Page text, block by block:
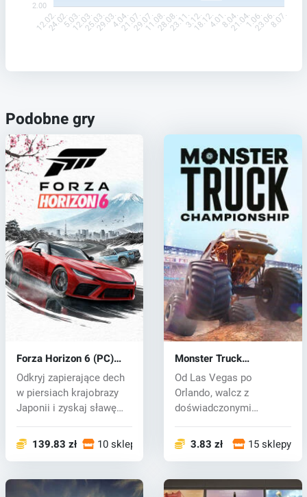
2.00
12.02.24.02.5.03.12.03.25.03.29.03.4.04.21.07.29.07.11.08.28.08.23.11.3.12.18.12.4.01.8.04.21.04.1.06.23.06.8.07.
Podobne gry
Forza Horizon 6 (PC)
key
Odkryj zapierające dech
w piersiach krajobrazy
Japonii i zyskaj sławę
139.83 zł 10 sklepy
Monster Truck
Championship (PC) key
Od Las Vegas po
Orlando, walcz z
doświadczonymi
drag...3.83 zł 15 sklepy